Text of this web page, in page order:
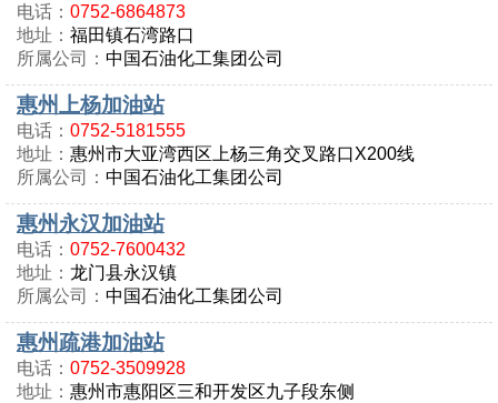
电话： 0752-6864873
地址： 福田镇石湾路口
所属公司： 中国石油化工集团公司
惠州上杨加油站
电话： 0752-5181555
地址： 惠州市大亚湾西区上杨三角交叉路口X200线
所属公司： 中国石油化工集团公司
惠州永汉加油站
电话： 0752-7600432
地址： 龙门县永汉镇
所属公司： 中国石油化工集团公司
惠州疏港加油站
电话： 0752-3509928
地址： 惠州市惠阳区三和开发区九子段东侧